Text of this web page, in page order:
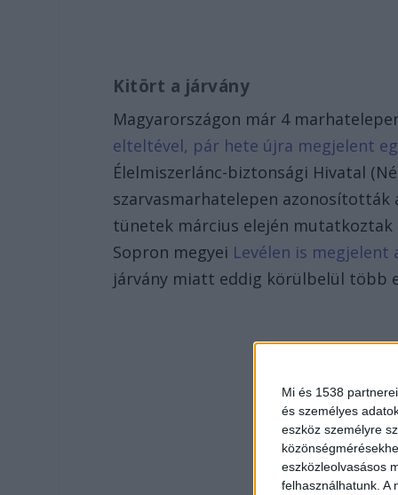
Mi és 1538
és személyes
eszköz személyre
eszközleolvasásos
felhasználhatunk. A
Kitört a járvány
Magyarországon már 4
elteltével, pár hete újra megjelent
Élelmiszerlánc-biztonsági Hivatal
szarvasmarhatelepen azonosították
tünetek március elején
Sopron megyei Levélen is megjelent
járvány miatt eddig körülbelül több